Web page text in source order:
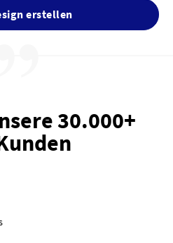
erstellen
30.000+